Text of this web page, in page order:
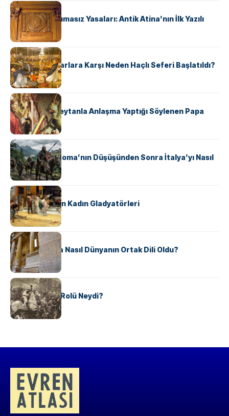
KÜLTÜR
Draco’nun Acımasız Yasaları: Antik Atina’nın İlk Yazılı
Hukuk Kodu
KÜLTÜR
Avrupalı ​​Katharlara Karşı Neden Haçlı Seferi Başlatıldı?
KÜLTÜR
II. Silvester: Şeytanla Anlaşma Yaptığı Söylenen Papa
KÜLTÜR
Ostrogotlar Roma’nın Düşüşünden Sonra İtalya’yı Nasıl
Ele Geçirdi?
KÜLTÜR
Antik Roma’nın Kadın Gladyatörleri
KÜLTÜR
Antik Yunanca Nasıl Dünyanın Ortak Dili Oldu?
KÜLTÜR
Valdensler’in Rolü Neydi?